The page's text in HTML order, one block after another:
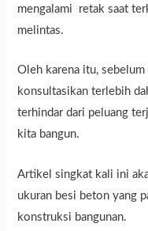
mengalami retak saat
melintas.
Oleh karena itu,
konsultasikan terlebih
terhindar dari peluang
kita bangun.
Artikel singkat kali ini
ukuran besi beton yang
konstruksi bangunan.